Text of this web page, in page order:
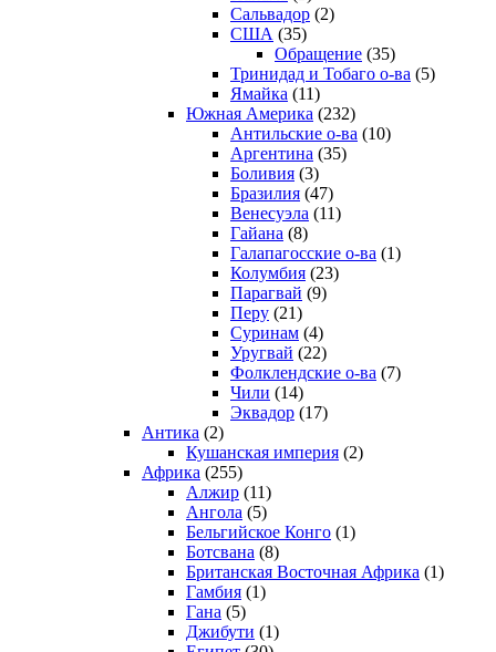
Сальвадор (2)
США (35)
Обращение (35)
Тринидад и Тобаго о-ва (5)
Ямайка (11)
Южная Америка (232)
Антильские о-ва (10)
Аргентина (35)
Боливия (3)
Бразилия (47)
Венесуэла (11)
Гайана (8)
Галапагосские о-ва (1)
Колумбия (23)
Парагвай (9)
Перу (21)
Суринам (4)
Уругвай (22)
Фолклендские о-ва (7)
Чили (14)
Эквадор (17)
Антика (2)
Кушанская империя (2)
Африка (255)
Алжир (11)
Ангола (5)
Бельгийское Конго (1)
Ботсвана (8)
Британская Восточная Африка (1)
Гамбия (1)
Гана (5)
Джибути (1)